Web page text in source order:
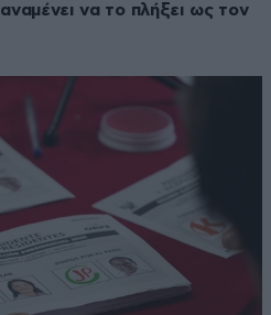
να το πλήξει ως τον